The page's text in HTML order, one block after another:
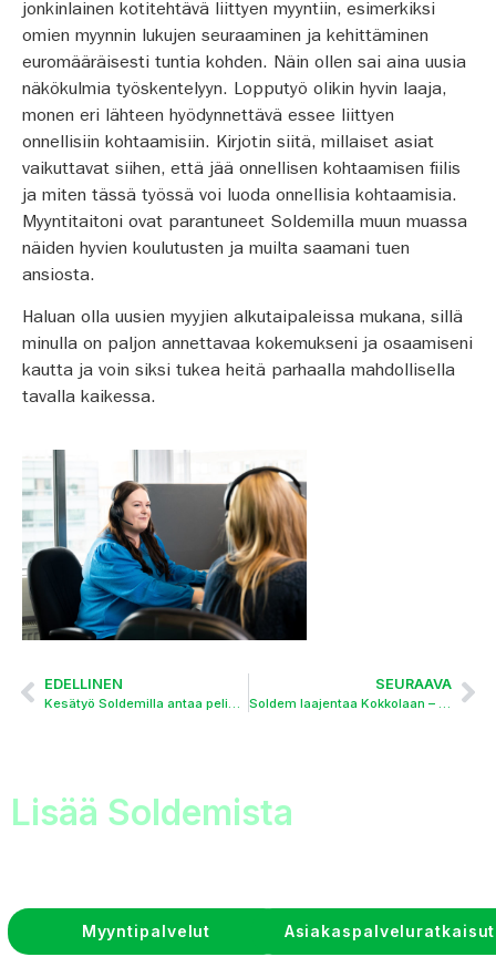
jonkinlainen kotitehtävä liittyen myyntiin, esimerkiksi
omien myynnin lukujen seuraaminen ja kehittäminen
euromääräisesti tuntia kohden. Näin ollen sai aina uusia
näkökulmia työskentelyyn. Lopputyö olikin hyvin laaja,
monen eri lähteen hyödynnettävä essee liittyen
onnellisiin kohtaamisiin. Kirjotin siitä, millaiset asiat
vaikuttavat siihen, että jää onnellisen kohtaamisen fiilis
ja miten tässä työssä voi luoda onnellisia kohtaamisia.
Myyntitaitoni ovat parantuneet Soldemilla muun muassa
näiden hyvien koulutusten ja muilta saamani tuen
ansiosta.
Haluan olla uusien myyjien alkutaipaleissa mukana, sillä
minulla on paljon annettavaa kokemukseni ja osaamiseni
kautta ja voin siksi tukea heitä parhaalla mahdollisella
tavalla kaikessa.
EDELLINEN SEURAAVA
Lisää Soldemista
Myyntipalvelut Asiakaspalveluratkaisut